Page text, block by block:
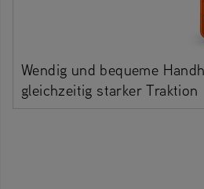
Wendig und bequeme
gleichzeitig starker Traktion